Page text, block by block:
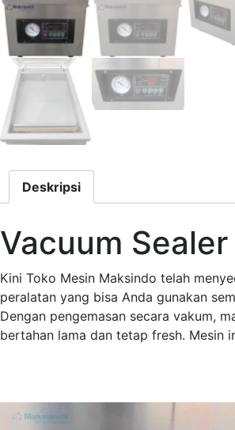
Deskripsi
Vacuum
Kini Toko Mesin Maksindo telah
peralatan yang bisa Anda gunakan
Dengan pengemasan secara vakum,
bertahan lama dan tetap fresh. Mesin